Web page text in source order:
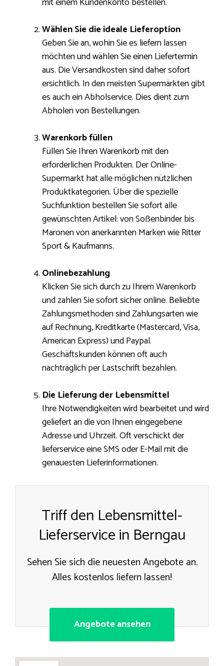
Wählen Sie die ideale Lieferoption
Geben Sie an, wohin Sie es liefern lassen
möchten und wählen Sie einen Liefertermin
aus. Die Versandkosten sind daher sofort
ersichtlich. In den meisten Supermärkten gibt
es auch ein Abholservice. Dies dient zum
Abholen von Bestellungen.
Warenkorb füllen
Füllen Sie Ihren Warenkorb mit den
erforderlichen Produkten. Der Online-
Supermarkt hat alle möglichen nützlichen
Produktkategorien. Über die spezielle
Suchfunktion bestellen Sie sofort alle
gewünschten Artikel: von Soßenbinder bis
Maronen von anerkannten Marken wie Ritter
Sport & Kaufmanns.
Onlinebezahlung
Klicken Sie sich durch zu Ihrem Warenkorb
und zahlen Sie sofort sicher online. Beliebte
Zahlungsmethoden sind Zahlungsarten wie
auf Rechnung, Kreditkarte (Mastercard, Visa,
American Express) und Paypal.
Geschäftskunden können oft auch
nachträglich per Lastschrift bezahlen.
Die Lieferung der Lebensmittel
Ihre Notwendigkeiten wird bearbeitet und wird
geliefert an die von Ihnen eingegebene
Adresse und Uhrzeit. Oft verschickt der
lieferservice eine SMS oder E-Mail mit die
genauesten Lieferinformationen.
Triff den Lebensmittel-
Lieferservice in Berngau
Sehen Sie sich die neuesten Angebote an.
Alles kostenlos liefern lassen!
Angebote ansehen